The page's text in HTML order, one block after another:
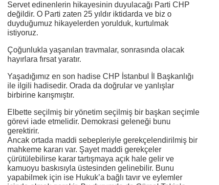
Servet edinenlerin hikayesinin duyulacağı Parti CHP
değildir. O Parti zaten 25 yıldır iktidarda ve biz o
duyduğumuz hikayelerden yorulduk, kurtulmak
istiyoruz.
Çoğunlukla yaşanılan travmalar, sonrasında olacak
hayırlara fırsat yaratır.
Yaşadığımız en son hadise CHP İstanbul İl Başkanlığı
ile ilgili hadisedir. Orada da doğrular ve yanlışlar
birbirine karışmıştır.
Elbette seçilmiş bir yönetim seçilmiş bir başkan seçimle
görevi iade etmelidir. Demokrasi geleneği bunu
gerektirir.
Ancak ortada maddi sebepleriyle gerekçelendirilmiş bir
mahkeme kararı var. Şayet maddi gerekçeler
çürütülebilirse karar tartışmaya açık hale gelir ve
kamuoyu baskısıyla üstesinden gelinebilir. Bunu
yapabilmek için ise Hukuk’a bağlı tavır ve eylemler